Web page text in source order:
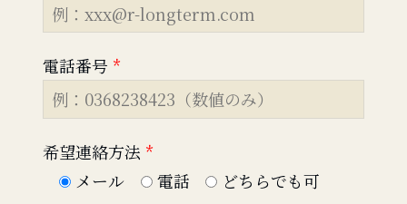
電話番号 *
希望連絡方法 *
メール
電話
どちらでも可